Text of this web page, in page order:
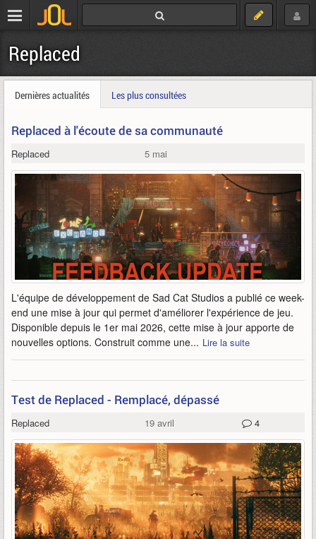
Replaced
Dernières actualités Les plus consultées
Replaced à l'écoute de sa communauté
Replaced 5 mai
L'équipe de développement de Sad Cat Studios a publié ce week-
end une mise à jour qui permet d'améliorer l'expérience de jeu.
Disponible depuis le 1er mai 2026, cette mise à jour apporte de
nouvelles options. Construit comme une... Lire la suite
Test de Replaced - Remplacé, dépassé
Replaced 19 avril 4